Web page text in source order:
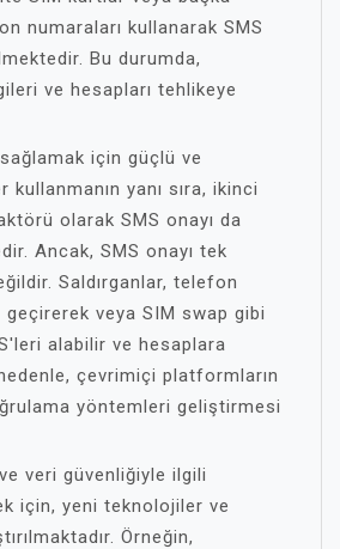
numaraları kullanarak SMS
Bu durumda,
ve hesapları tehlikeye
için güçlü ve
kullanmanın yanı sıra, ikinci
olarak SMS onayı da
Ancak, SMS onayı tek
Saldırganlar, telefon
geçirerek veya SIM swap gibi
alabilir ve hesaplara
çevrimiçi platformların
yöntemleri geliştirmesi
veri güvenliğiyle ilgili
için, yeni teknolojiler ve
Örneğin,